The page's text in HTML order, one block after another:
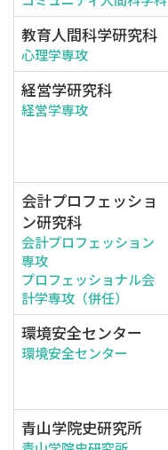
教育人間科学研究科
心理学専攻
経営学研究科
経営学専攻
会計プロフェッショ
ン研究科
会計プロフェッション
専攻
プロフェッショナル会
計学専攻（併任）
環境安全センター
環境安全センター
青山学院史研究所